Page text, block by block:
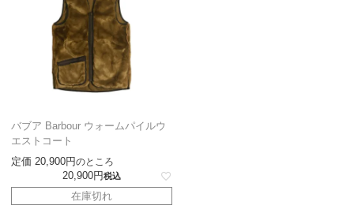
バブア Barbour ウォームパイルウ
エストコート
定価 20,900 のところ
20,900 税込
在庫切れ